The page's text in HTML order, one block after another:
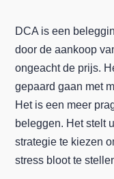
DCA is een
door de aankoop
ongeacht de prijs.
gepaard gaan met
Het is een meer
beleggen. Het stelt
strategie te kiezen
stress bloot te